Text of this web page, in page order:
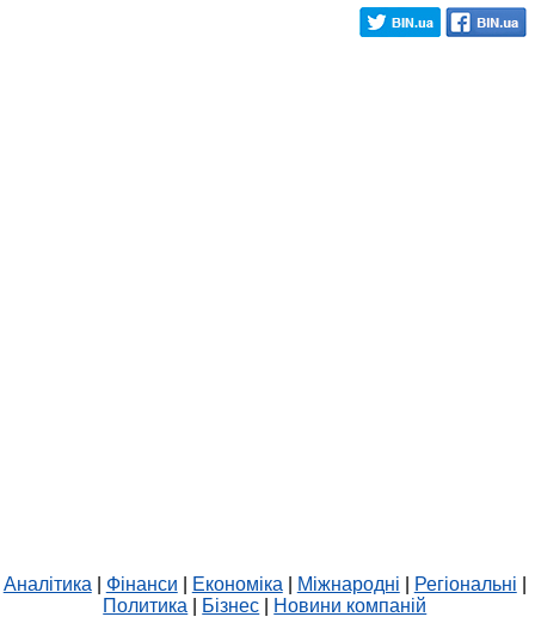
Аналітика Фінанси Економіка Міжнародні Регіональні
Политика
Бізнес Новини компаній